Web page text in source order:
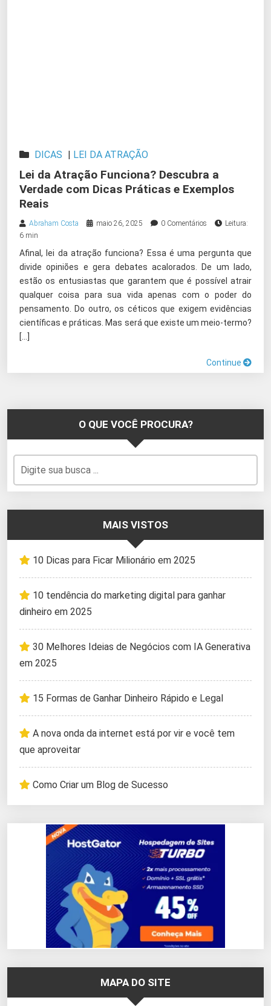
DICAS | LEI DA ATRAÇÃO
Lei da Atração Funciona? Descubra a
Verdade com Dicas Práticas e Exemplos
Reais
Abraham Costa maio 26, 2025 0 Comentários
Leitura:
6 min
Afinal, lei da atração funciona? Essa é uma pergunta que
divide opiniões e gera debates acalorados. De um lado,
estão os entusiastas que garantem que é possível atrair
qualquer coisa para sua vida apenas com o poder do
pensamento. Do outro, os céticos que exigem evidências
científicas e práticas. Mas será que existe um meio-termo?
[…]
Continue
O QUE VOCÊ PROCURA?
MAIS VISTOS
10 Dicas para Ficar Milionário em 2025
10 tendência do marketing digital para ganhar
dinheiro em 2025
30 Melhores Ideias de Negócios com IA Generativa
em 2025
15 Formas de Ganhar Dinheiro Rápido e Legal
A nova onda da internet está por vir e você tem
que aproveitar
Como Criar um Blog de Sucesso
MAPA DO SITE